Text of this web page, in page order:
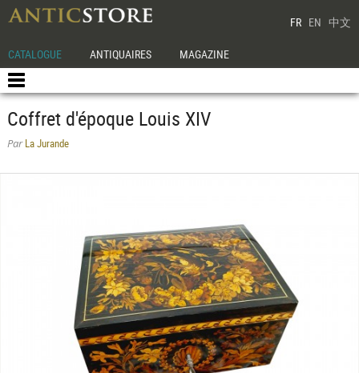
FR EN 中文
CATALOGUE ANTIQUAIRES MAGAZINE
Coffret d'époque Louis XIV
ParLa Jurande